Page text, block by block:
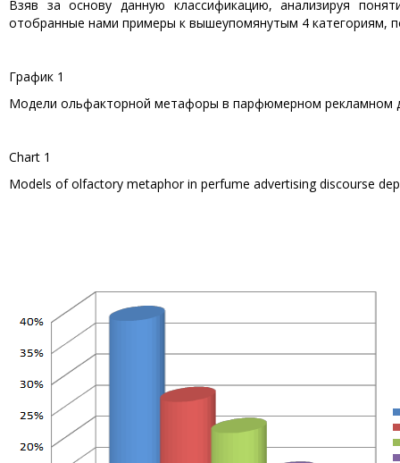
Взяв за основу данную классификацию, анализируя
отобранные нами примеры к вышеупомянутым 4 категориям,
График 1
Модели ольфакторной метафоры в парфюмерном рекламном
Chart 1
Models of olfactory metaphor in perfume advertising discourse